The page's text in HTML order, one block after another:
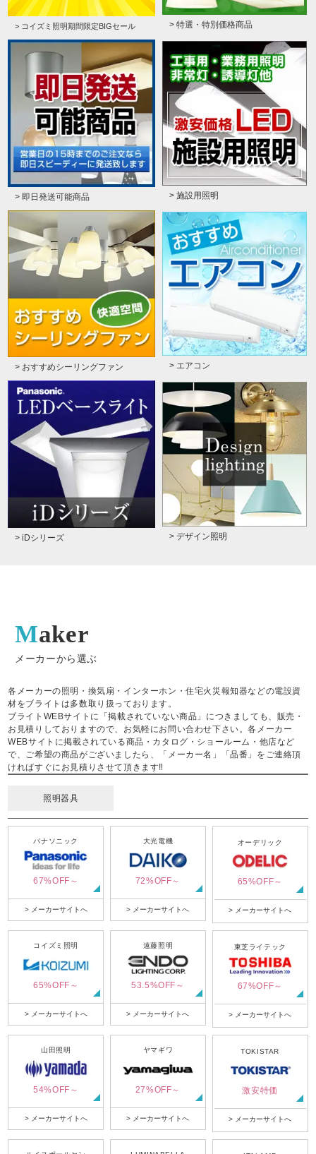
> コイズミ照明期間限定BIGセール > 特選・特別価格商品
> 即日発送可能商品 > 施設用照明
> おすすめシーリングファン > エアコン
> iDシリーズ > デザイン照明
Maker
メーカーから選ぶ
各メーカーの照明・換気扇・インターホン・住宅火災報知器などの電設資
材をブライトは多数取り扱っております。
ブライトWEBサイトに「掲載されていない商品」につきましても、販売・
お見積りしておりますので、お気軽にお問い合わせ下さい。各メーカー
WEBサイトに掲載されている商品・カタログ・ショールーム・他店など
で、ご希望の商品がございましたら、「メーカー名」「品番」をご連絡頂
ければすぐにお見積りさせて頂きます‼
照明器具
パナソニック
67%OFF～
> メーカーサイトへ
大光電機
72%OFF～
> メーカーサイトへ
オーデリック
65%OFF～
> メーカーサイトへ
コイズミ照明
65%OFF～
> メーカーサイトへ
遠藤照明
53.5%OFF～
> メーカーサイトへ
東芝ライテック
67%OFF～
> メーカーサイトへ
山田照明
54%OFF～
> メーカーサイトへ
ヤマギワ
27%OFF～
> メーカーサイトへ
TOKISTAR
激安特価
> メーカーサイトへ